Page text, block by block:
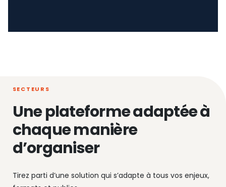
SECTEURS
Une plateforme adaptée à
chaque manière
d’organiser
Tirez parti d’une solution qui s’adapte à tous vos enjeux,